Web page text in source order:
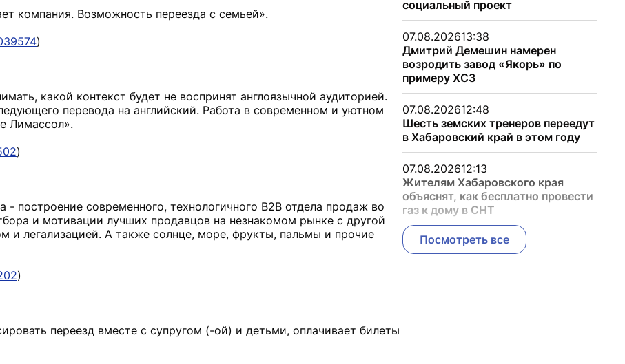
компания. Возможность переезда с семьей».
)
какой контекст будет не воспринят англоязычной аудиторией.
перевода на английский. Работа в современном и уютном
Лимассол».
)
построение современного, технологичного B2B отдела продаж во
и мотивации лучших продавцов на незнакомом рынке с другой
и легализацией. А также солнце, море, фрукты, пальмы и прочие
)
переезд вместе с супругом (-ой) и детьми, оплачивает билеты
социальный проект
07.08.202613:38
Дмитрий Демешин намерен
возродить завод «Якорь» по
примеру ХСЗ
07.08.202612:48
Шесть земских тренеров переедут
в Хабаровский край в этом году
07.08.202612:13
Жителям Хабаровского края
объяснят, как бесплатно провести
газ к дому в СНТ
Посмотреть все